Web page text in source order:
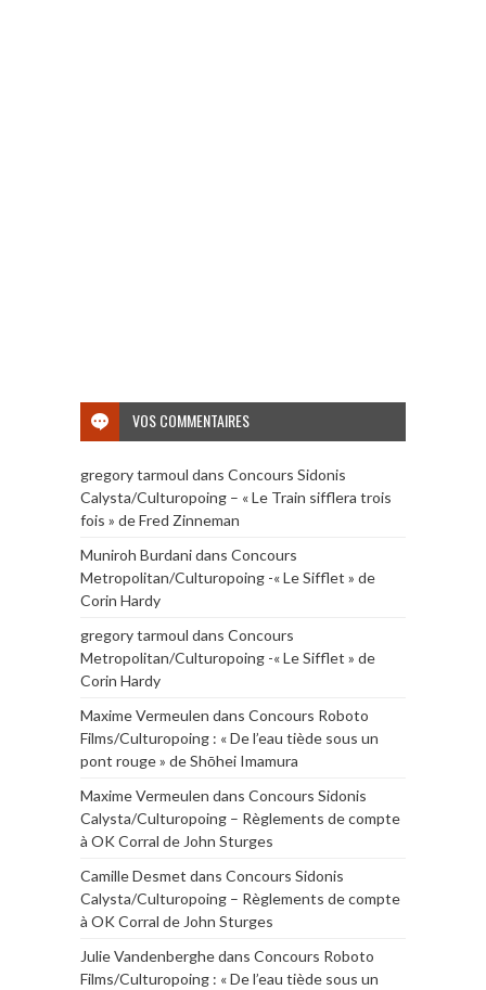
VOS COMMENTAIRES
gregory tarmoul dans Concours Sidonis
Calysta/Culturopoing – « Le Train sifflera trois
fois » de Fred Zinneman
Muniroh Burdanidans Concours
Metropolitan/Culturopoing -« Le Sifflet » de
Corin Hardy
gregory tarmoul dans Concours
Metropolitan/Culturopoing -« Le Sifflet » de
Corin Hardy
Maxime Vermeulen dans Concours Roboto
Films/Culturopoing : « De l’eau tiède sous un
pont rouge » de Shōhei Imamura
Maxime Vermeulen dans Concours Sidonis
Calysta/Culturopoing – Règlements de compte
à OK Corral de John Sturges
Camille Desmet dans Concours Sidonis
Calysta/Culturopoing – Règlements de compte
à OK Corral de John Sturges
Julie Vandenberghedans Concours Roboto
Films/Culturopoing : « De l’eau tiède sous un